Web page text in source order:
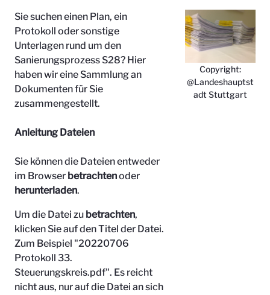
Sie suchen einen Plan, ein
Protokoll oder sonstige
Unterlagen rund um den
Sanierungsprozess S28? Hier
haben wir eine Sammlung an
Dokumenten für Sie
zusammengestellt.
Anleitung Dateien
Sie können die Dateien entweder
im Browser betrachtenoder
herunterladen.
Um die Datei zu betrachten,
klicken Sie auf den Titel der Datei.
Zum Beispiel "20220706
Protokoll 33.
Steuerungskreis.pdf". Es reicht
nicht aus, nur auf die Datei an sich
Copyright:
@Landeshauptst
adt Stuttgart